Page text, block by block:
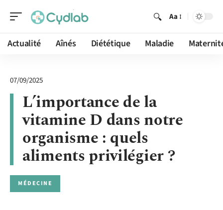
Aa
Actualité Aînés Diététique Maladie
07/09/2025
L’importance de la
vitamine D dans notre
organisme : quels
aliments privilégier ?
MÉDECINE